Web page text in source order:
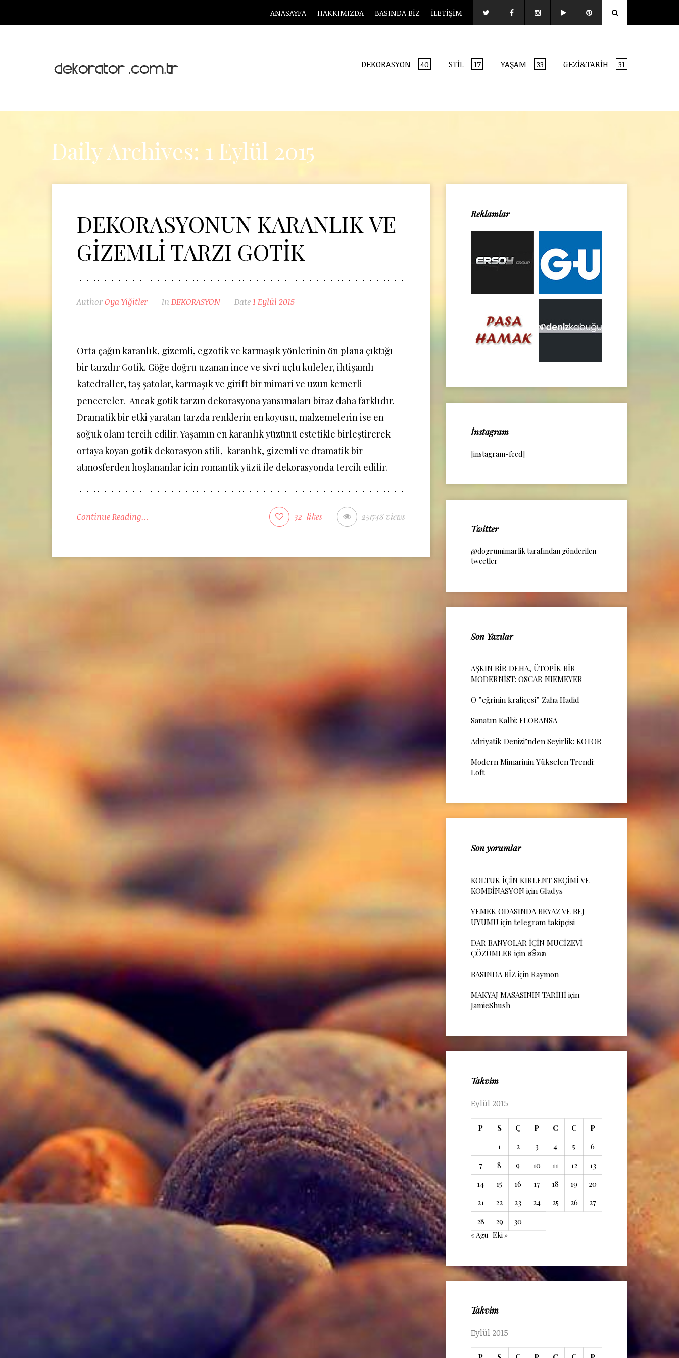
DEKORASYON40
STİL17
YAŞAM33
ANASAYFA HAKKIMIZDA BASINDA BİZ İLETİŞİM
DEKORASYON 40 STİL 17 YAŞAM 33 GEZİ&TARİH 31
Daily Archives: 1 Eylül 2015
DEKORASYONUN KARANLIK VE
GİZEMLİ TARZI GOTİK
AuthorOya Yiğitler In DEKORASYON Date1 Eylül 2015
Orta çağın karanlık, gizemli, egzotik ve karmaşık yönlerinin ön plana çıktığı
bir tarzdır Gotik. Göğe doğru uzanan ince ve sivri uçlu kuleler, ihtişamlı
katedraller, taş şatolar, karmaşık ve girift bir mimari ve uzun kemerli
pencereler. Ancak gotik tarzın dekorasyona yansımaları biraz daha farklıdır.
Dramatik bir etki yaratan tarzda renklerin en koyusu, malzemelerin ise en
soğuk olanı tercih edilir. Yaşamın en karanlık yüzünü estetikle birleştirerek
ortaya koyan gotik dekorasyon stili, karanlık, gizemli ve dramatik bir
atmosferden hoşlananlar için romantik yüzü ile dekorasyonda tercih edilir.
Continue Reading... 32 likes 251748 views
Reklamlar
İnstagram
[instagram-feed]
Twitter
@dogrumimarlik tarafından gönderilen
tweetler
Son Yazılar
AŞKIN BİR DEHA, ÜTOPİK BİR
MODERNİST: OSCAR NIEMEYER
O ”eğrinin kraliçesi” Zaha Hadid
Sanatın Kalbi: FLORANSA
Adriyatik Denizi’nden Seyirlik: KOTOR
Modern Mimarinin Yükselen Trendi:
Loft
Son yorumlar
KOLTUK İÇİN KIRLENT SEÇİMİ VE
KOMBİNASYON için Gladys
YEMEK ODASINDA BEYAZ VE BEJ
UYUMU için telegram takipçisi
DAR BANYOLAR İÇİN MUCİZEVİ
ÇÖZÜMLER için สล็อต
BASINDA BİZ için Raymon
MAKYAJ MASASININ TARİHİ için
JamieShush
Takvim
Eylül 2015
P S Ç P C C
P
1
2 3 4 5
6
7
8 9 10 11 12
13
14
15 16 17 18 19
20
21
22 23 24 25 26
27
28
29 30
« Ağu Eki »
Takvim
Eylül 2015